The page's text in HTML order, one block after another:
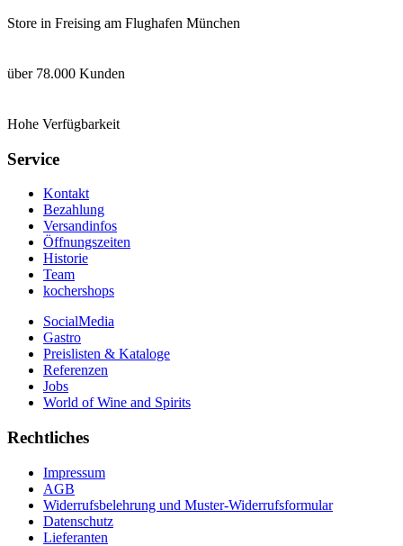
Store in Freising am Flughafen München
über 78.000 Kunden
Hohe Verfügbarkeit
Service
Kontakt
Bezahlung
Versandinfos
Öffnungszeiten
Historie
Team
kochershops
SocialMedia
Gastro
Preislisten & Kataloge
Referenzen
Jobs
World of Wine and Spirits
Rechtliches
Impressum
AGB
Widerrufsbelehrung und Muster-Widerrufsformular
Datenschutz
Lieferanten